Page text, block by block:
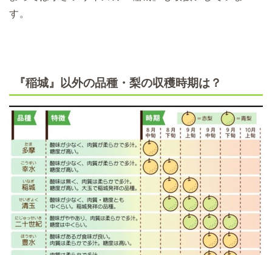
す。
『稲城』以外の品種・梨の収穫時期は？